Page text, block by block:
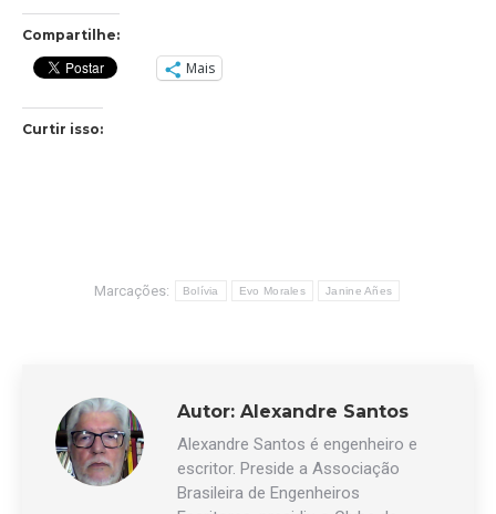
Compartilhe:
Mais
Curtir isso:
Marcações: Bolívia Evo Morales Janine Añes
Autor: Alexandre Santos
Alexandre Santos é engenheiro e
escritor. Preside a Associação
Brasileira de Engenheiros